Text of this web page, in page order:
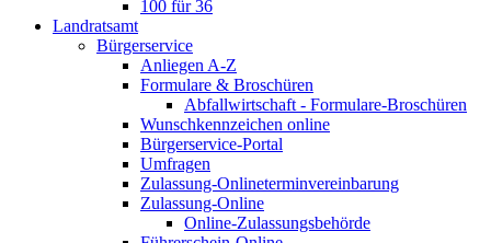
100 für 36
Landratsamt
Bürgerservice
Anliegen A-Z
Formulare & Broschüren
Abfallwirtschaft - Formulare-Broschüren
Wunschkennzeichen online
Bürgerservice-Portal
Umfragen
Zulassung-Onlineterminvereinbarung
Zulassung-Online
Online-Zulassungsbehörde